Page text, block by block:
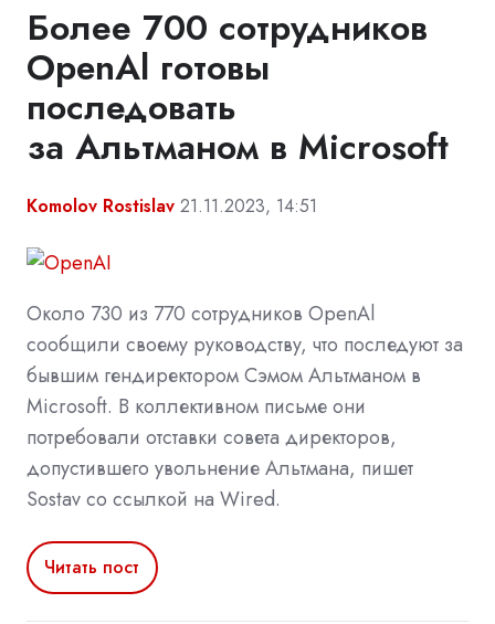
Более 700 сотрудников
OpenAl готовы
последовать
за Альтманом в Microsoft
Komolov Rostislav 21.11.2023, 14:51
Около 730 из 770 сотрудников OpenAl
сообщили своему руководству, что последуют за
бывшим гендиректором Сэмом Альтманом в
Microsoft. В коллективном письме они
потребовали отставки совета директоров,
допустившего увольнение Альтмана, пишет
Sostav со ссылкой на Wired.
Читать пост